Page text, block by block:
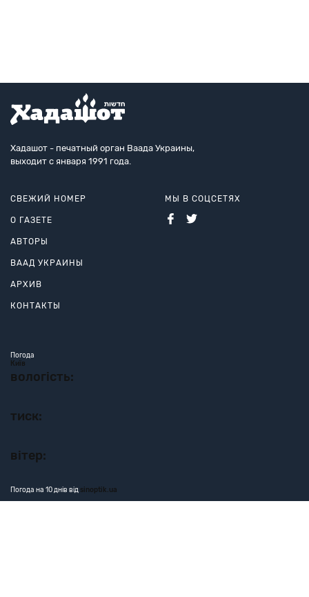
Хадашот - печатный орган Ваада Украины,
выходит с января 1991 года.
СВЕЖИЙ НОМЕР
О ГАЗЕТЕ
АВТОРЫ
ВААД УКРАИНЫ
АРХИВ
КОНТАКТЫ
МЫ В СОЦСЕТЯХ
Погода
Київ
вологість:
тиск:
вітер:
Погода на 10 днів від sinoptik.ua